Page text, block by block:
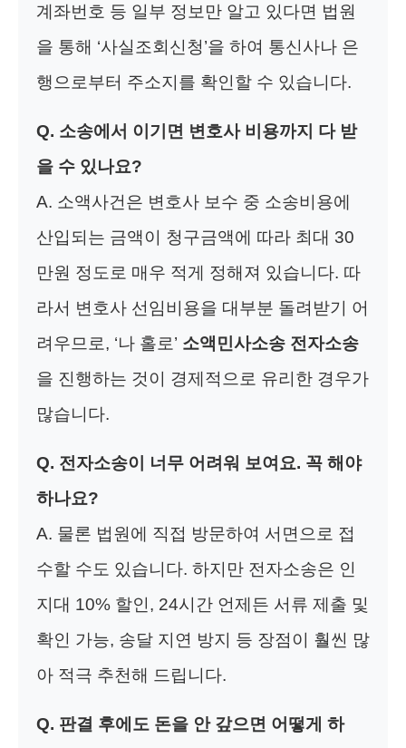
계좌번호 등 일부 정보만 알고 있다면 법원
을 통해 ‘사실조회신청’을 하여 통신사나 은
행으로부터 주소지를 확인할 수 있습니다.
Q. 소송에서 이기면 변호사 비용까지 다 받
을 수 있나요?
A. 소액사건은 변호사 보수 중 소송비용에
산입되는 금액이 청구금액에 따라 최대 30
만원 정도로 매우 적게 정해져 있습니다. 따
라서 변호사 선임비용을 대부분 돌려받기 어
려우므로, ‘나 홀로’ 소액민사소송 전자소송
을 진행하는 것이 경제적으로 유리한 경우가
많습니다.
Q. 전자소송이 너무 어려워 보여요. 꼭 해야
하나요?
A. 물론 법원에 직접 방문하여 서면으로 접
수할 수도 있습니다. 하지만 전자소송은 인
지대 10% 할인, 24시간 언제든 서류 제출 및
확인 가능, 송달 지연 방지 등 장점이 훨씬 많
아 적극 추천해 드립니다.
Q. 판결 후에도 돈을 안 갚으면 어떻게 하